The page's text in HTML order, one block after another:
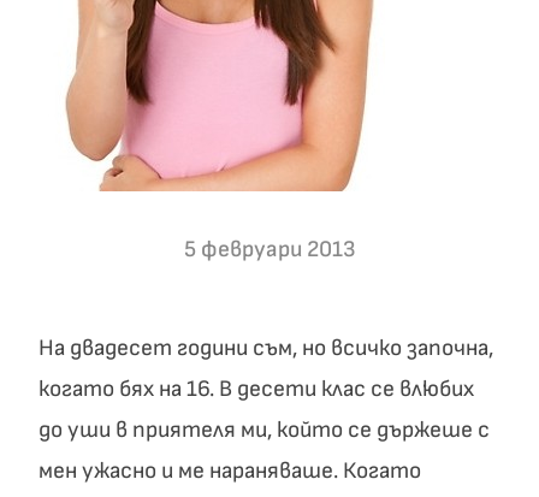
5 февруари 2013
На двадесет години съм, но всичко започна,
когато бях на 16. В десети клас се влюбих
до уши в приятеля ми, който се държеше с
мен ужасно и ме нараняваше. Когато